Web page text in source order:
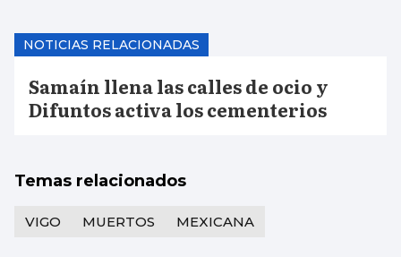
NOTICIAS RELACIONADAS
Samaín llena las calles de ocio y
Difuntos activa los cementerios
Temas relacionados
VIGO MUERTOS MEXICANA